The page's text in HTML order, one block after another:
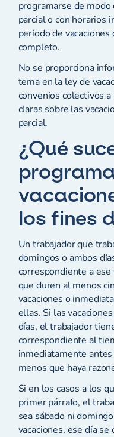
programarse de
parcial o con horarios
período de
completo.
No se proporciona
tema en la ley de
convenios colectivos
claras sobre las
parcial.
¿Qué
los fines
Un trabajador que
domingos o ambos
correspondiente a
que duren al menos
vacaciones o
ellas. Si las
días, el trabajador
correspondiente al
inmediatamente
menos que haya
Si en los casos a los
primer párrafo, el
sea sábado ni
vacaciones, ese día se